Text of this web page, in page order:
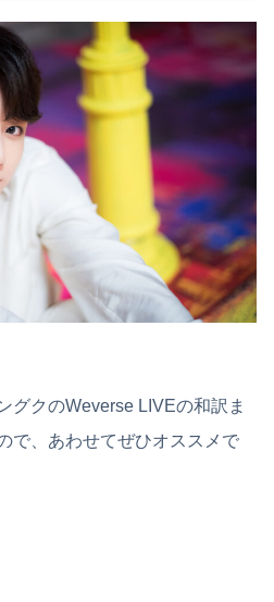
グクのWeverse LIVEの和訳ま
で、あわせてぜひオススメで